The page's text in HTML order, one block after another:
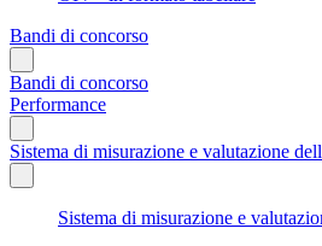
Bandi di concorso
Bandi di concorso
Performance
Sistema di misurazione e valutazione
Sistema di misurazione e